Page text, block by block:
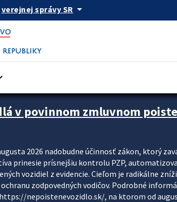
verejnej správy SR arrow_drop_down
upútavok
v povinnom zmluvnom
2026 nadobudne účinnosť zákon, ktorý
prinesie prísnejšiu kontrolu PZP,
vozidiel z evidencie. Cieľom je radikálne
zodpovedných vodičov. Podrobné
nepoistenevozidlo.sk/, na ktorom od